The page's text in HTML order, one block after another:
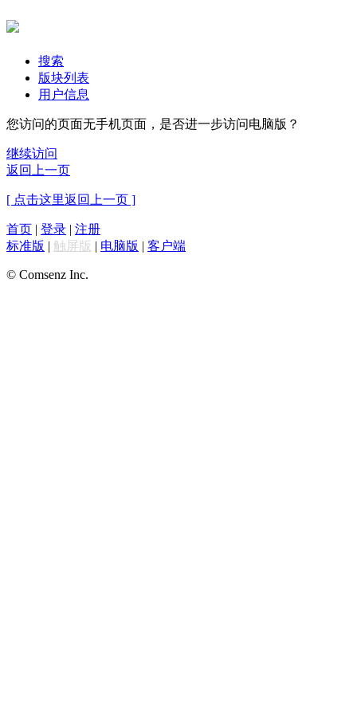
搜索
版块列表
用户信息
您访问的页面无手机页面，是否进一步访问电脑版？
继续访问
返回上一页
[ 点击这里返回上一页 ]
首页 | 登录 | 注册
标准版 | 触屏版 | 电脑版 | 客户端
© Comsenz Inc.